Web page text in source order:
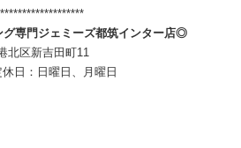
専門ジェミーズ都筑インター店◎
北区新吉田町11
日：日曜日、月曜日